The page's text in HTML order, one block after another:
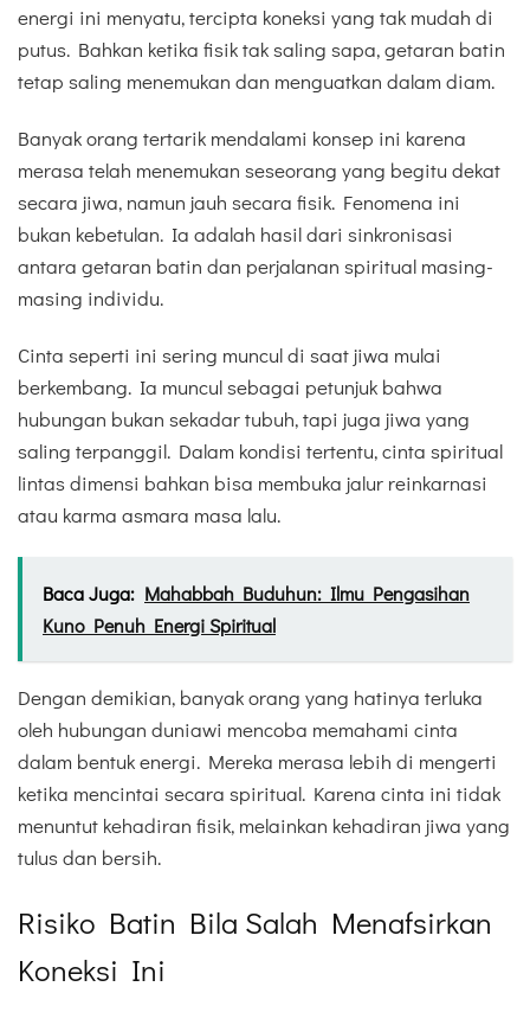
energi ini menyatu, tercipta koneksi yang tak mudah di
putus. Bahkan ketika fisik tak saling sapa, getaran batin
tetap saling menemukan dan menguatkan dalam diam.
Banyak orang tertarik mendalami konsep ini karena
merasa telah menemukan seseorang yang begitu dekat
secara jiwa, namun jauh secara fisik. Fenomena ini
bukan kebetulan. Ia adalah hasil dari sinkronisasi
antara getaran batin dan perjalanan spiritual masing-
masing individu.
Cinta seperti ini sering muncul di saat jiwa mulai
berkembang. Ia muncul sebagai petunjuk bahwa
hubungan bukan sekadar tubuh, tapi juga jiwa yang
saling terpanggil. Dalam kondisi tertentu, cinta spiritual
lintas dimensi bahkan bisa membuka jalur reinkarnasi
atau karma asmara masa lalu.
Baca Juga: Mahabbah Buduhun: Ilmu Pengasihan
Kuno Penuh Energi Spiritual
Dengan demikian, banyak orang yang hatinya terluka
oleh hubungan duniawi mencoba memahami cinta
dalam bentuk energi. Mereka merasa lebih di mengerti
ketika mencintai secara spiritual. Karena cinta ini tidak
menuntut kehadiran fisik, melainkan kehadiran jiwa yang
tulus dan bersih.
Risiko Batin Bila Salah Menafsirkan
Koneksi Ini